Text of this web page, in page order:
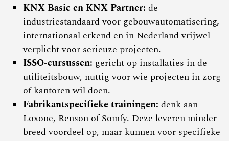
KNX Basic en KNX Partner: de
industriestandaard voor gebouwautomatisering,
internationaal erkend en in Nederland vrijwel
verplicht voor serieuze projecten.
ISSO-cursussen: gericht op installaties in de
utiliteitsbouw, nuttig voor wie projecten in zorg
of kantoren wil doen.
Fabrikantspecifieke trainingen: denk aan
Loxone, Renson of Somfy. Deze leveren minder
breed voordeel op, maar kunnen voor specifieke